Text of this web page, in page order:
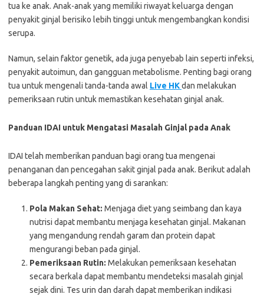
tua ke anak. Anak-anak yang memiliki riwayat keluarga dengan
penyakit ginjal berisiko lebih tinggi untuk mengembangkan kondisi
serupa.
Namun, selain faktor genetik, ada juga penyebab lain seperti infeksi,
penyakit autoimun, dan gangguan metabolisme. Penting bagi orang
tua untuk mengenali tanda-tanda awal Live HKdan melakukan
pemeriksaan rutin untuk memastikan kesehatan ginjal anak.
Panduan IDAI untuk Mengatasi Masalah Ginjal pada Anak
IDAI telah memberikan panduan bagi orang tua mengenai
penanganan dan pencegahan sakit ginjal pada anak. Berikut adalah
beberapa langkah penting yang di sarankan:
Pola Makan Sehat: Menjaga diet yang seimbang dan kaya
nutrisi dapat membantu menjaga kesehatan ginjal. Makanan
yang mengandung rendah garam dan protein dapat
mengurangi beban pada ginjal.
Pemeriksaan Rutin: Melakukan pemeriksaan kesehatan
secara berkala dapat membantu mendeteksi masalah ginjal
sejak dini. Tes urin dan darah dapat memberikan indikasi